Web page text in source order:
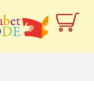
logoAltText